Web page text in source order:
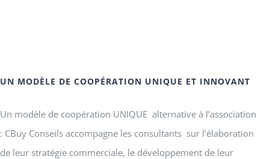
UN MODÈLE DE COOPÉRATION UNIQUE ET INNOVANT
Un modèle de coopération UNIQUE alternative à l’association
: CBuy Conseils accompagne les consultants sur l’élaboration
de leur stratégie commerciale, le développement de leur